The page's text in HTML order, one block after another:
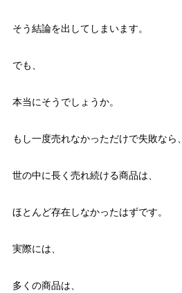
そう結論を出してしまいます。
でも、
本当にそうでしょうか。
もし一度売れなかっただけで失敗なら、
世の中に長く売れ続ける商品は、
ほとんど存在しなかったはずです。
実際には、
多くの商品は、